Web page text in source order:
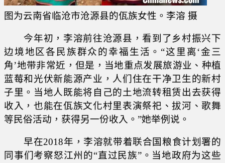
图为云南省临沧市沧源县的佤族女性。李溶 摄
今年初，李溶前往沧源县，看到了乡村振兴下
边境地区各民族群众的幸福生活。“这里离‘金三
角’地带非常近，但是，当地重点发展旅游业、种植
蓝莓和光伏新能源产业，人们住在干净卫生的新村
子里。当地人既能将自己的土地流转租赁出去获得
收入，也能在佤族文化村里表演祭祀、拔河、歌舞
等民俗活动，获得另一份收入。”她举例说。
早在2018年，李溶就带着联合国粮食计划署的
同事们考察怒江州的“直过民族”。当地政府为这些